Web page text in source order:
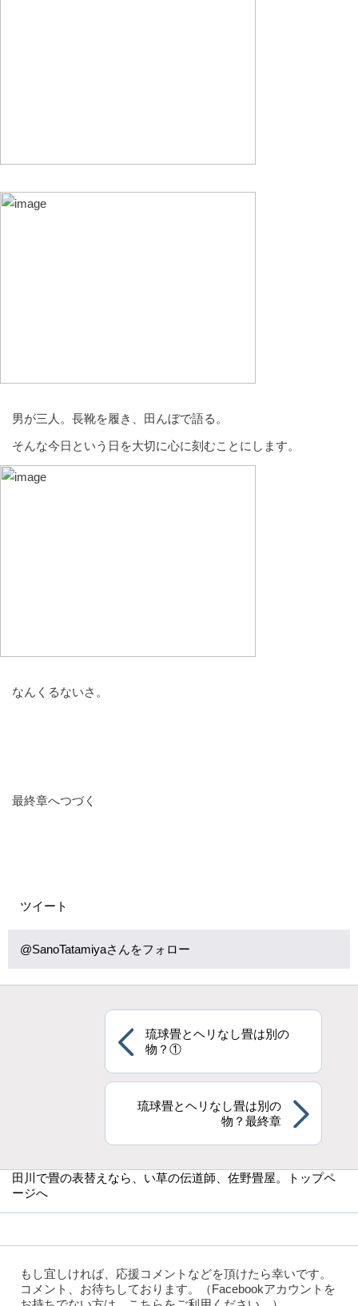
男が三人。長靴を履き、田んぼで語る。
そんな今日という日を大切に心に刻むことにします。
なんくるないさ。
最終章へつづく
ツイート
@SanoTatamiyaさんをフォロー
琉球畳とヘリなし畳は別の
物？①
琉球畳とヘリなし畳は別の
物？最終章
田川で畳の表替えなら
、い草の伝道師、佐野畳屋。トップペ
ージへ
もし宜しければ、応援コメントなどを頂けたら幸いです。
コメント、お待ちしております。（Facebookアカウントを